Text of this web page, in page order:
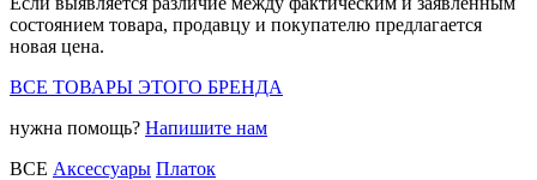
состоянием товара, продавцу и покупателю предлагается
новая цена.
ВСЕ ТОВАРЫ ЭТОГО БРЕНДА
нужна помощь? Напишите нам
ВСЕ Аксессуары Платок